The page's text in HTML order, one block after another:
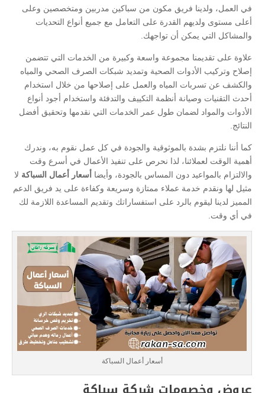
في العمل، ولدينا فريق مكون من سباكين مدربين ومتخصصين وعلى
أعلى مستوى ولديهم القدرة على التعامل مع جميع أنواع التحديات
والمشاكل التي يمكن أن تواجهك.
علاوة على تقديمنا مجموعة واسعة وكبيرة من الخدمات التي تتضمن
إصلاح وتركيب الأدوات الصحية وتمديد شبكات الصرف الصحي والمياه
والكشف عن تسربات المياه والعمل على إصلاحها من خلال استخدام
أحدث التقنيات وصيانة أنظمة التكييف والتدفئة واستخدام أجود أنواع
الأدوات والمواد لضمان طول عمر الخدمات التي نقدمها وتحقيق أفضل
النتائج.
كما أننا نلتزم بشدة بالموثوقية والجودة في كل عمل نقوم به، وندرك
أهمية الوقت لعملائنا، لذا نحرص على تنفيذ الأعمال في أسرع وقت
والالتزام بالمواعيد دون المساس بالجودة، وأيضا
أسعار أعمال السباكة لا
مثيل لها ونقدم خدمة عملاء ممتازة وسريعة وكفاءة على يد فريق الدعم
المميز لدينا ليقوم بالرد على استفساراتك وتقديم المساعدة اللازمة لك
في أي وقت.
أسعار أعمال السباكة